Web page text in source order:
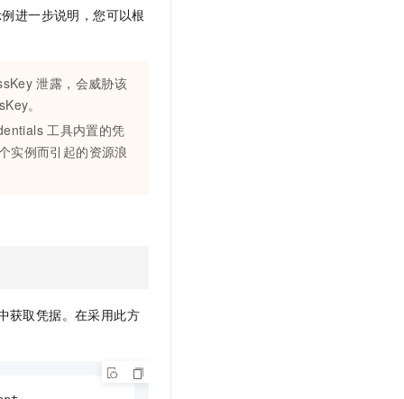
进一步说明，您可以根
泄露，会威胁该
。
工具内置的凭
实例而引起的资源浪
获取凭据。在采用此方